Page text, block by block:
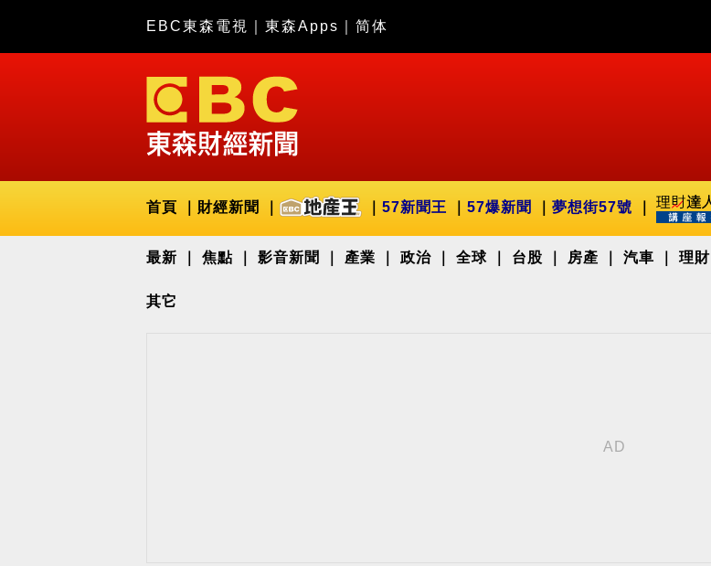
EBC東森電視 東森Apps 简体
首頁 財經新聞 57新聞王 57爆新聞 夢想街57號
最新 焦點 影音新聞 產業 政治 全球 台股 房產 汽車 理財
其它